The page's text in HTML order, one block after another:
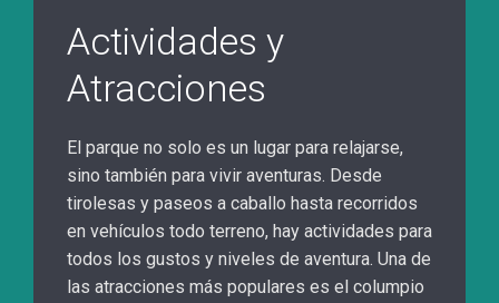
Actividades y
Atracciones
El parque no solo es un lugar para relajarse,
sino también para vivir aventuras. Desde
tirolesas y paseos a caballo hasta recorridos
en vehículos todo terreno, hay actividades para
todos los gustos y niveles de aventura. Una de
las atracciones más populares es el columpio